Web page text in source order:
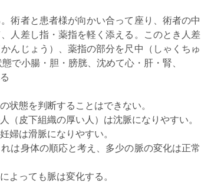
術者と患者様が向かい合って座り、術者の中
人差し指・薬指を軽く添える。このとき人差
んじょう）、薬指の部分を尺中（しゃくちゅ
で小腸・胆・膀胱、沈めて心・肝・腎、
状態を判断することはできない。
（皮下組織の厚い人）は沈脈になりやすい。
婦は滑脈になりやすい。
は身体の順応と考え、多少の脈の変化は正常
よっても脈は変化する。